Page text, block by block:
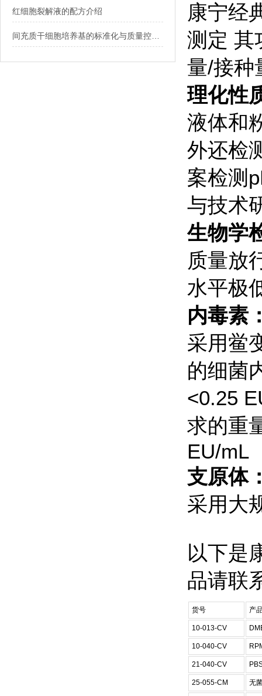
红细胞裂解液的配方介绍
康宁经
测定 其
量/接种
理化性
液体和
外还检
案检测
与技术
生物学
质量放
水平极
内毒素
采用鲎
的细菌
<0.25
求的重
EU/mL
支原体
采用大
以下是
品请联
货号 产
10-013-CV
10-040-CV
21-040-CV
25-055-CM 无